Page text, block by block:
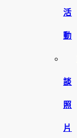
活
動
談
照
片